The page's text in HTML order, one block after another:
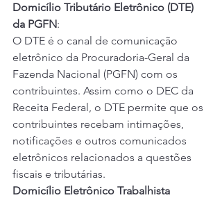
Domicílio Tributário Eletrônico (DTE)
da PGFN:
O DTE é o canal de comunicação
eletrônico da Procuradoria-Geral da
Fazenda Nacional (PGFN) com os
contribuintes. Assim como o DEC da
Receita Federal, o DTE permite que os
contribuintes recebam intimações,
notificações e outros comunicados
eletrônicos relacionados a questões
fiscais e tributárias.
Domicílio Eletrônico Trabalhista